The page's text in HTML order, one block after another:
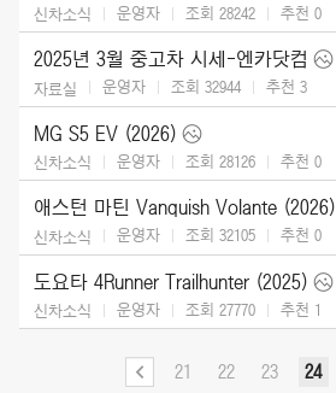
신차소식 운영자 조회 28242 추천 0
2025년 3월 중고차 시세-엔카닷컴
자료실 운영자 조회 32944 추천 3
MG S5 EV (2026)
신차소식 운영자 조회 28126 추천 0
애스턴 마틴 Vanquish Volante (2026)
신차소식 운영자 조회 32105 추천 0
도요타 4Runner Trailhunter (2025)
신차소식 운영자 조회 27770 추천 1
21 22 23 24